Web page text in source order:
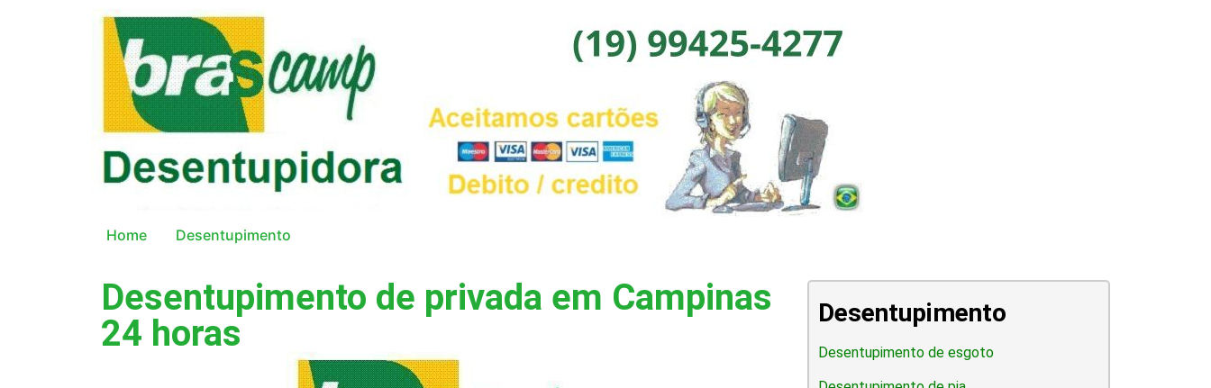
Home Desentupimento
Desentupimento de privada em Campinas
24 horas
Desentupimento
Desentupimento de esgoto